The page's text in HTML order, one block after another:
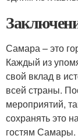
Самара – это
Каждый из
свой вклад в
всей страны.
мероприятий,
сохранять это
гостям Самары.